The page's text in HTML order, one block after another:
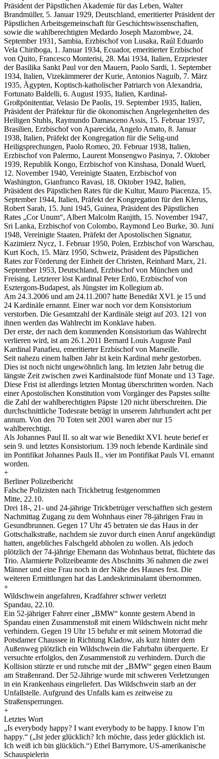
Präsident der Päpstlichen Akademie für das Leben, Walter
Brandmüller, 5. Januar 1929, Deutschland, emeritierter Präsident der
Päpstlichen Arbeitsgemeinschaft für Geschichtswissenschaften,
sowie die wahlberechtigten Medardo Joseph Mazombwe, 24.
September 1931, Sambia, Erzbischof von Lusaka, Raúl Eduardo
Vela Chiriboga, 1. Januar 1934, Ecuador, emeritierter Erzbischof
von Quito, Francesco Monterisi, 28. Mai 1934, Italien, Erzpriester
der Basilika Sankt Paul vor den Mauern, Paolo Sardi, 1. September
1934, Italien, Vizekämmerer der Kurie, Antonios Naguib, 7. März
1935, Ägypten, Koptisch-katholischer Patriarch von Alexandria,
Fortunato Baldelli, 6. August 1935, Italien, Kardinal-
Großpönitentiar, Velasio De Paolis, 19. September 1935, Italien,
Präsident der Präfektur für die ökonomischen Angelegenheiten des
Heiligen Stuhls, Raymundo Damasceno Assis, 15. Februar 1937,
Brasilien, Erzbischof von Aparecida, Angelo Amato, 8. Januar
1938, Italien, Präfekt der Kongregation für die Selig-und
Heiligsprechungen, Paolo Romeo, 20. Februar 1938, Italien,
Erzbischof von Palermo, Laurent Monsengwo Pasinya, 7. Oktober
1939, Republik Kongo, Erzbischof von Kinshasa, Donald Wuerl,
12. November 1940, Vereinigte Staaten, Erzbischof von
Washington, Gianfranco Ravasi, 18. Oktober 1942, Italien,
Präsident des Päpstlichen Rates für die Kultur, Mauro Piacenza, 15.
September 1944, Italien, Präfekt der Kongregation für den Klerus,
Robert Sarah, 15. Juni 1945, Guinea, Präsident des Päpstlichen
Rates „Cor Unum“, Albert Malcolm Ranjith, 15. November 1947,
Sri Lanka, Erzbischof von Colombo, Raymond Leo Burke, 30. Juni
1948, Vereinigte Staaten, Präfekt der Apostolischen Signatur,
Kazimierz Nycz, 1. Februar 1950, Polen, Erzbischof von Warschau,
Kurt Koch, 15. März 1950, Schweiz, Präsident des Päpstlichen
Rates zur Förderung der Einheit der Christen, Reinhard Marx, 21.
September 1953, Deutschland, Erzbischof von München und
Freising. Letzterer löst Kardinal Peter Erdö, Erzbischof von
Esztergom-Budapest, als Jüngster im Kollegium ab.
Am 24.3.2006 und am 24.11.2007 hatte Benedikt XVI. je 15 und
24 Kardinäle ernannt. Einer war noch vor dem Konsistorium
verstorben. Die Gesamtzahl der Kardinäle steigt auf 203. 121 von
ihnen werden das Wahlrecht im Konklave haben.
Der erste, der nach dem kommenden Konsistorium das Wahlrecht
verlieren wird, ist am 26.1.2011 Bernard Louis Auguste Paul
Kardinal Panafieu, emeritierter Erzbischof von Marseille.
Seit nahezu einem halben Jahr ist kein Kardinal mehr gestorben.
Dies ist noch nicht ungewöhnlich lang. Im letzten Jahr betrug die
längste Zeit zwischen zwei Kardinalstode fünf Monate und 13 Tage.
Diese Frist ist allerdings letzten Montag überschritten worden. Nach
einer Apostolischen Konstitution vom Vorgänger des Papstes sollte
die Zahl der wahlberechtigten Päpste 120 nicht überschreiten. Die
durchschnittliche Todesrate beträgt in unserem Jahrhundert acht per
annum. Von den 70 Toten seit 2001 waren aber nur 15
wahlberechtigt.
Als Johannes Paul II. so alt war wie Benedikt XVI. heute berief er
sein 9. und letztes Konsistorium. 139 noch lebende Kardinäle sind
im Pontifikat Johannes Pauls II., vier im Pontifikat Pauls VI. ernannt
worden.
+
Berliner Polizeibericht
Falsche Polizisten nach Trickbetrug festgenommen
Mitte, 22.10.
Drei 18-, 21- und 24-jährige Trickbetrüger verschafften sich gestern
Nachmittag Zugang zu dem Wohnhaus einer 78-jährigen Frau in
Gesundbrunnen. Gegen 17 Uhr 45 betraten sie das Haus in der
Gottschalkstraße, nachdem sie zuvor durch einen Anruf angekündigt
hatten, angebliches Falschgeld abholen zu wollen. Als jedoch
plötzlich der 74-jährige Ehemann das Wohnhaus betrat, flüchtete das
Trio. Alarmierte Polizeibeamte des Abschnitts 36 nahmen die zwei
Männer und eine Frau noch in der Nähe des Hauses fest. Die
weiteren Ermittlungen hat das Landeskriminalamt übernommen.
+
Wildschwein angefahren, Kradfahrer schwer verletzt
Spandau, 22.10.
Ein 52-jähriger Fahrer einer „BMW“ konnte gestern Abend in
Spandau einen Zusammenstoß mit einem Wildschwein nicht mehr
verhindern. Gegen 19 Uhr 15 befuhr er mit seinem Motorrad die
Potsdamer Chaussee in Richtung Kladow, als kurz hinter dem
Außenweg plötzlich ein Wildschwein die Fahrbahn überquerte. Er
versuchte erfolglos, den Zusammenstoß zu verhindern. Durch die
Kollision stürzte er und rutsche mit der „BMW“ gegen einen Baum
am Straßenrand. Der 52-Jährige wurde mit schweren Verletzungen
in ein Krankenhaus eingeliefert. Das Wildschwein starb an der
Unfallstelle. Aufgrund des Unfalls kam es zeitweise zu
Straßensperrungen.
+
Letztes Wort
„Is everybody happy? I want everybody to be happy. I know I’m
happy.“ („Ist jeder glücklich? Ich möchte, dass jeder glücklich ist.
Ich weiß ich bin glücklich.“) Ethel Barrymore, US-amerikanische
Schauspielerin